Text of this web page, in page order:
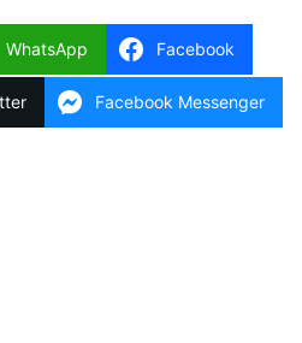
WhatsApp Facebook
Facebook Messenger